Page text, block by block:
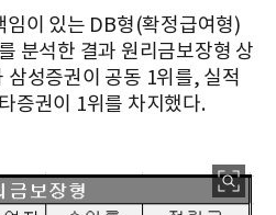
이 있는 DB형(확정급여형)
분석한 결과 원리금보장형 상
성증권이 공동 1위를, 실적
증권이 1위를 차지했다.